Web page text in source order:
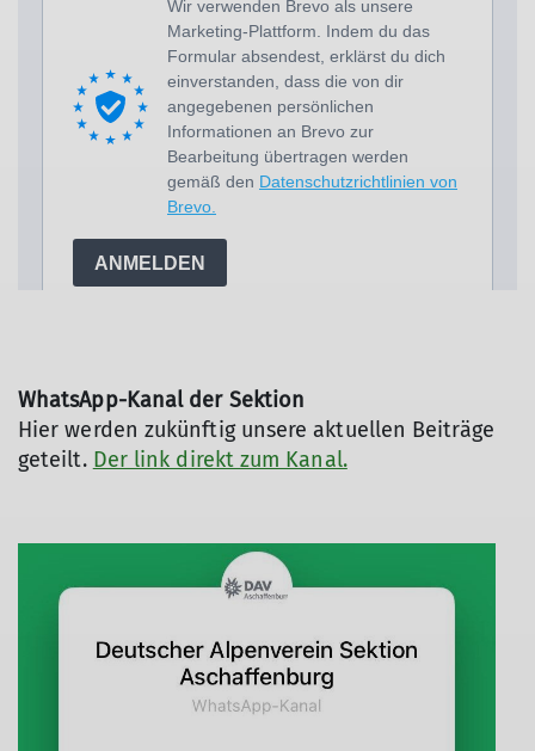
WhatsApp-Kanal der Sektion
Hier werden zukünftig unsere aktuellen Beiträge
geteilt. Der link direkt zum Kanal.